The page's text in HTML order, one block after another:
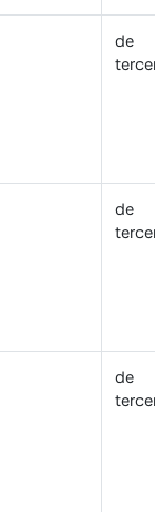
de
de
de